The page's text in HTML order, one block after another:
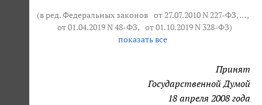
(в ред. Федеральных законов от 27.07.2010 N 227-ФЗ, … ,
от 01.04.2019 N 48-ФЗ, от 01.10.2019 N 328-ФЗ)
показать все
Принят
Государственной Думой
18 апреля 2008 года